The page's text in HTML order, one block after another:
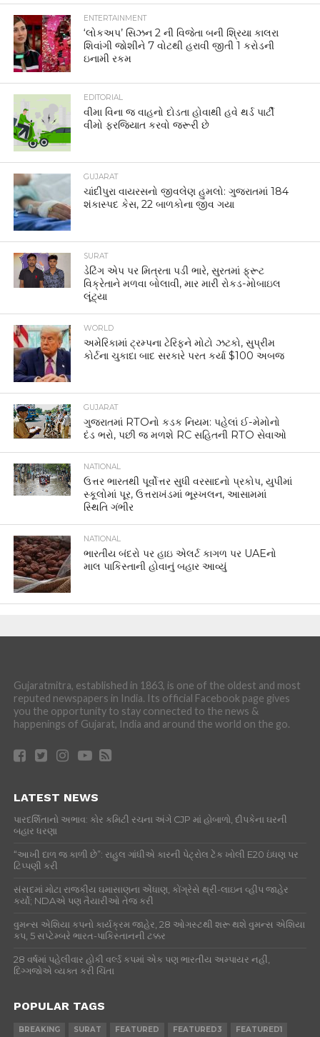
ENTERTAINMENT
‘લોકઅપ’ સિઝન 2 ની વિજેતા બની શ્રિયા કાલરા
શિવાંગી જોશીને 7 વોટથી હરાવી જીતી 1 કરોડની
ઇનામી રકમ
EDITORIAL
વીમા વિના જ વાહનો દોડતા હોવાથી હવે થર્ડ પાર્ટી
વીમો ફરજિયાત કરવો જરૂરી છે
GUJARAT
ચાંદીપુરા વાયરસનો જીવલેણ હુમલો: ગુજરાતમાં 184
શંકાસ્પદ કેસ, 22 બાળકોના જીવ ગયા
SURAT
ડેટિંગ એપ પર મિત્રતા પડી ભારે, સુરતમાં ફ્રૂટ
વિક્રેતાને મળવા બોલાવી, માર મારી રોકડ-મોબાઇલ
લૂંટ્યા
WORLD
અમેરિકામાં ટ્રમ્પના ટેરિફને મોટો ઝટકો, સુપ્રીમ
કોર્ટના ચુકાદા બાદ સરકારે પરત કર્યા $100 અબજ
GUJARAT
ગુજરાતમાં RTOનો કડક નિયમ: પહેલાં ઈ-મેમોનો
દંડ ભરો, પછી જ મળશે RC સહિતની RTO સેવાઓ
NATIONAL
ઉત્તર ભારતથી પૂર્વોત્તર સુધી વરસાદનો પ્રકોપ, યુપીમાં
સ્કૂલોમાં પૂર, ઉત્તરાખંડમાં ભૂસ્ખલન, આસામમાં
સ્થિતિ ગંભીર
NATIONAL
ભારતીય બંદરો પર હાઇ એલર્ટ કાગળ પર UAEનો
માલ પાકિસ્તાની હોવાનું બહાર આવ્યું
Gujaratmitra, established in 1863, is one of the oldest and most
reputed newspapers in India. Its official Facebook page gives
you the opportunity to stay connected to the news &
happenings of Gujarat, India and around the world on the go.
LATEST NEWS
પારદર્શિતાનો અભાવ: કોર કમિટી રચના અંગે CJP માં હોબાળો, દીપકેના ઘરની
બહાર ધરણા
“આખી દાળ જ કાળી છે”: રાહુલ ગાંધીએ કારની પેટ્રોલ ટેંક ખોલી E20 ઇંધણ પર
ટિપ્પણી કરી
સંસદમાં મોટા રાજકીય ઘમાસાણના એંધાણ, કોંગ્રેસે થ્રી-લાઇન વ્હીપ જાહેર
કર્યો; NDAએ પણ તૈયારીઓ તેજ કરી
વુમન્સ એશિયા કપનો કાર્યક્રમ જાહેર, 28 ઓગસ્ટથી શરૂ થશે વુમન્સ એશિયા
કપ, 5 સપ્ટેમ્બરે ભારત-પાકિસ્તાનની ટક્કર
28 વર્ષમાં પહેલીવાર હોકી વર્લ્ડ કપમાં એક પણ ભારતીય અમ્પાયર નહીં,
દિગ્ગજોએ વ્યક્ત કરી ચિંતા
POPULAR TAGS
BREAKING SURAT FEATURED FEATURED3 FEATURED1